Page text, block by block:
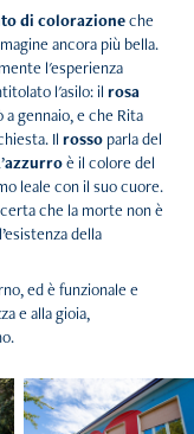
di colorazioneche
ancora più bella.
l'esperienza
l'asilo: ilrosa
gennaio, e che Rita
Ilrosso parla del
azzurroè il colore del
leale con il suo cuore.
che la morte non è
della
ed è funzionale e
e alla gioia,